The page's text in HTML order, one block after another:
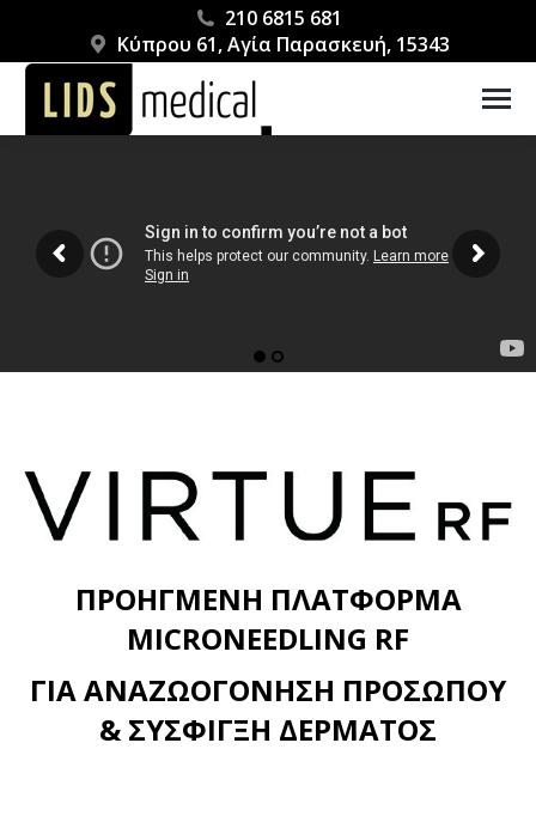
210 6815 681
Κύπρου 61, Αγία Παρασκευή, 15343
ΠΡΟΗΓΜΕΝΗ ΠΛΑΤΦΟΡΜΑ
MICRONEEDLING RF
ΓΙΑ ΑΝΑΖΩΟΓΟΝΗΣΗ ΠΡΟΣΩΠΟΥ
& ΣΥΣΦΙΓΞΗ ΔΕΡΜΑΤΟΣ